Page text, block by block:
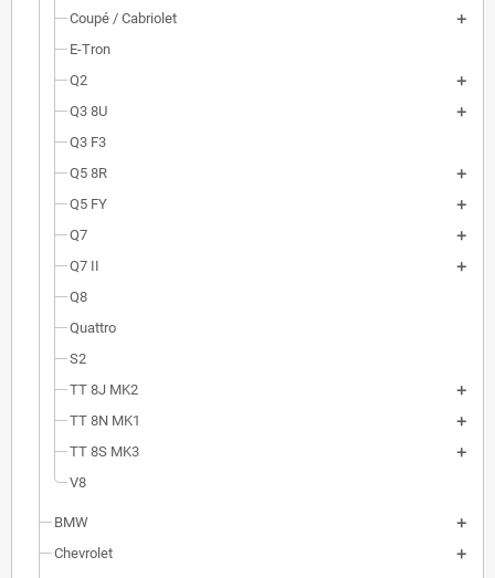
Coupé / Cabriolet
E-Tron
Q2
Q3 8U
Q3 F3
Q5 8R
Q5 FY
Q7
Q7 II
Q8
Quattro
S2
TT 8J MK2
TT 8N MK1
TT 8S MK3
V8
BMW
Chevrolet